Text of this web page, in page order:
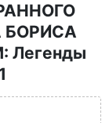
БОРИ́СА
Легенды